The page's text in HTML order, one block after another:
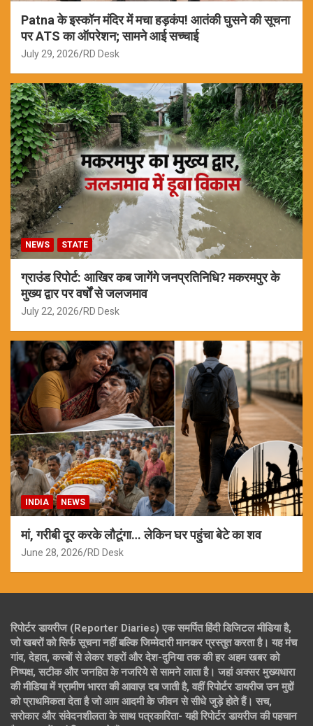
Patna के इस्कॉन मंदिर में मचा हड़कंप! आतंकी घुसने की सूचना
पर ATS का ऑपरेशन; सामने आई सच्चाई
July 29, 2026 RD Desk
NEWS STATE
ग्राउंड रिपोर्ट: आखिर कब जागेंगे जनप्रतिनिधि? मकरमपुर के
मुख्य द्वार पर वर्षों से जलजमाव
July 22, 2026 RD Desk
INDIA NEWS
मां, गरीबी दूर करके लौटूंगा… लेकिन घर पहुंचा बेटे का शव
June 28, 2026 RD Desk
रिपोर्टर डायरीज (Reporter Diaries) एक समर्पित हिंदी डिजिटल मीडिया है,
जो खबरों को सिर्फ सूचना नहीं बल्कि जिम्मेदारी मानकर प्रस्तुत करता है। यह मंच
गांव, देहात, कस्बों से लेकर शहरों और देश-दुनिया तक की हर अहम खबर को
निष्पक्ष, सटीक और जनहित के नजरिये से सामने लाता है। जहां अक्सर मुख्यधारा
की मीडिया में ग्रामीण भारत की आवाज़ दब जाती है, वहीं रिपोर्टर डायरीज उन मुद्दों
को प्राथमिकता देता है जो आम आदमी के जीवन से सीधे जुड़े होते हैं। सच,
सरोकार और संवेदनशीलता के साथ पत्रकारिता- यही रिपोर्टर डायरीज की पहचान